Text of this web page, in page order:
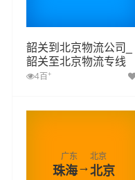
韶关到北京物流公司_
韶关至北京物流专线
4百 +
广东
珠海→
北京
北京